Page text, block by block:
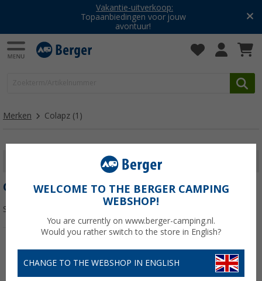
Vakantie-uitverkoop:
Topaanbiedingen voor jouw
avontuur!
Merken Colapz (1)
FILTER WEERGEVEN
COLAPZ
Sorteren:
WELCOME TO THE BERGER CAMPING
WEBSHOP!
You are currently on www.berger-camping.nl.
Would you rather switch to the store in English?
CHANGE TO THE WEBSHOP IN ENGLISH